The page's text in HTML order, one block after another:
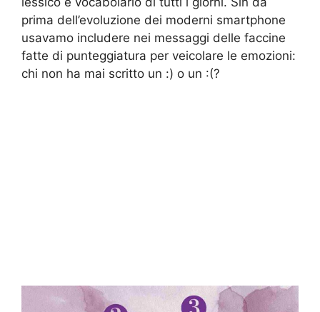
prima dell’evoluzione dei moderni smartphone
usavamo includere nei messaggi delle faccine
fatte di punteggiatura per veicolare le emozioni:
chi non ha mai scritto un :) o un :(?